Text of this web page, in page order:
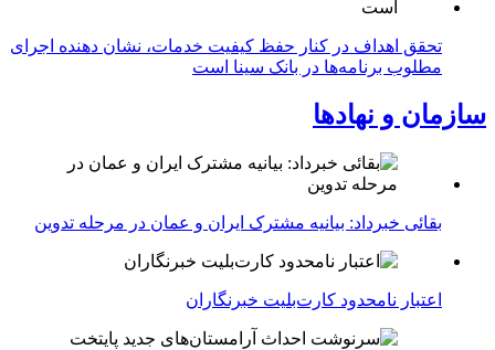
تحقق اهداف در کنار حفظ کیفیت خدمات، نشان دهنده اجرای
مطلوب برنامه‌ها در بانک سینا است
سازمان و نهادها
بقائی خبرداد: بیانیه مشترک ایران و عمان در مرحله تدوین
اعتبار نامحدود کارت‌بلیت خبرنگاران